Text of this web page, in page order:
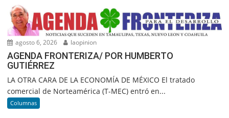
agosto 6, 2026 laopinion
AGENDA FRONTERIZA/ POR HUMBERTO
GUTIÉRREZ
LA OTRA CARA DE LA ECONOMÍA DE MÉXICO El tratado
comercial de Norteamérica (T-MEC) entró en...
Columnas